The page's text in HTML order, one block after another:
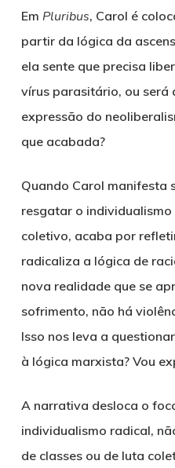
Em Pluribus, Carol é
partir da lógica da
ela sente que precisa
vírus parasitário, ou será
expressão do
que acabada?
Quando Carol manifesta
resgatar o
coletivo, acaba por
radicaliza a lógica de
nova realidade que se
sofrimento, não há
Isso nos leva a
à lógica marxista? Vou
A narrativa desloca o
individualismo radical,
de classes ou de luta